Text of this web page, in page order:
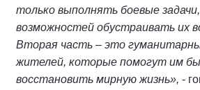
только выполнять боевые
возможностей обустраивать их
Вторая часть – это
жителей, которые помогут им
восстановить мирную жизнь», -